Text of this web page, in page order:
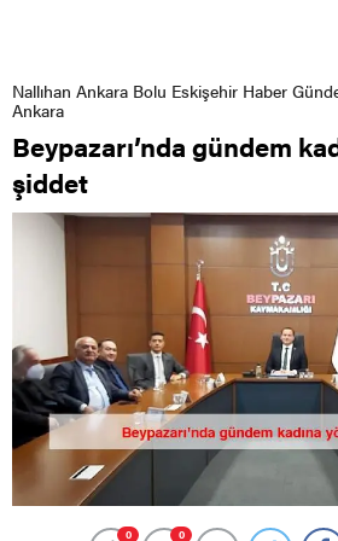
Nallıhan Ankara Bolu Eskişehir Haber
Ankara
Beypazarı’nda gündem
şiddet
0 0